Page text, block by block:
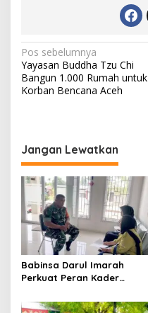
N
a
v
a
s
i
p
o
s
Pos sebelumnya
Yayasan Buddha Tzu Chi
Bangun 1.000 Rumah untuk
Korban Bencana Aceh
Jangan Lewatkan
Babinsa Darul Imarah
Perkuat Peran Kader
Mendukung Program Gizi